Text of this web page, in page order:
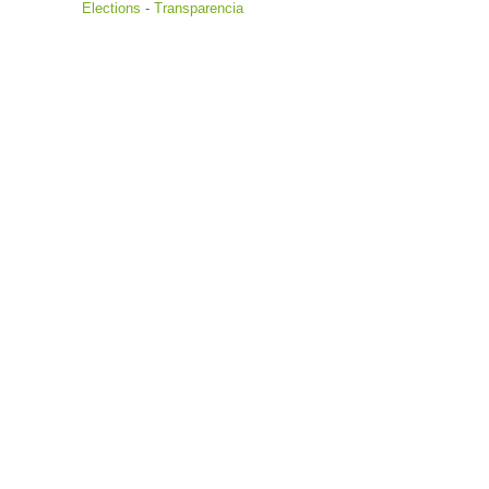
Elections - Transparencia